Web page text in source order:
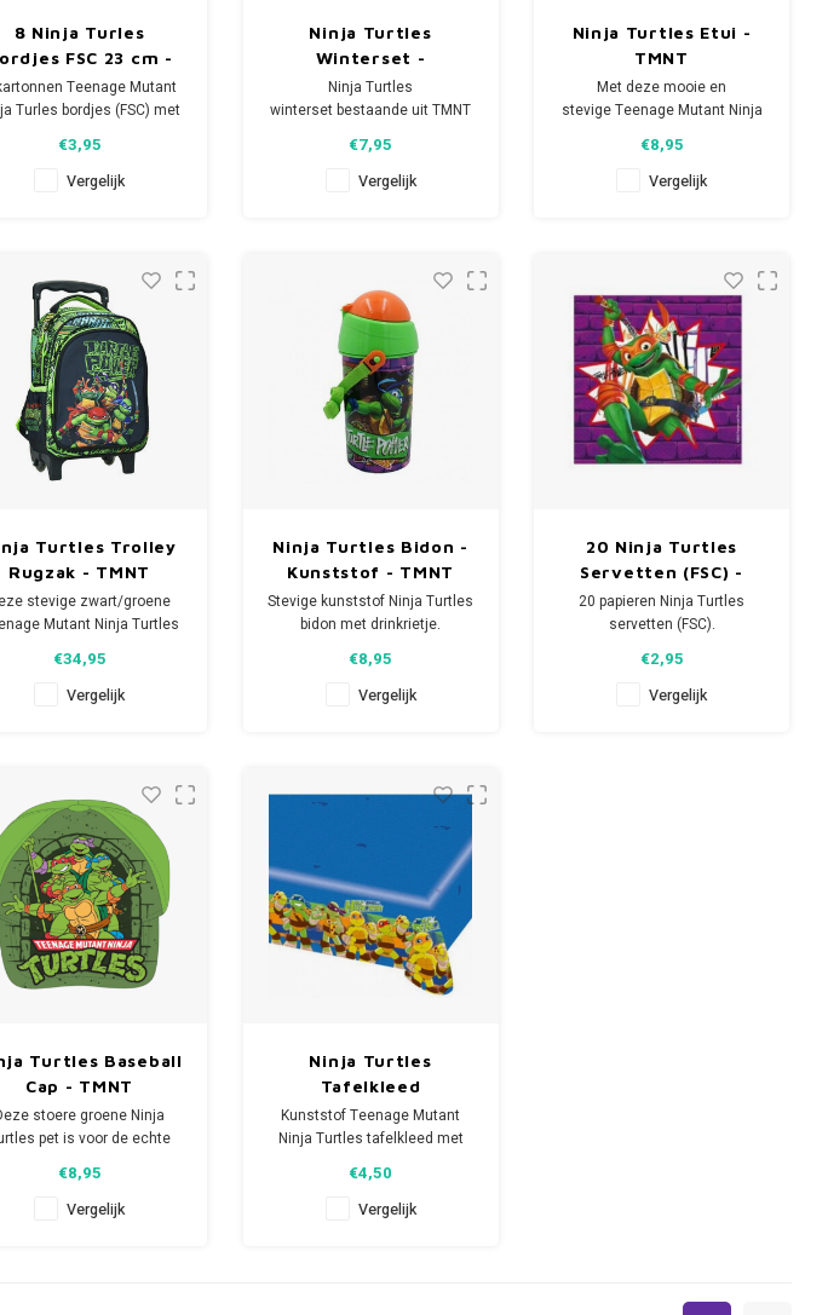
8 Ninja Turles
FSC 23 cm -
Disney
Teenage Mutant
Turles bordjes (FSC) met
Donatello, Leonardo en
Raphael.
Je TMNT kinderfeestje kan
beginnen!
€3,95
Vergelijk
Ninja Turtles
Winterset -
Handschoenen en
Muts
Ninja Turtles
winterset bestaande uit TMNT
De Disney muts is leverbaar in
in 3 kleuren en 2 maten.
Het opmeten van uw
hoofdmaat doet u door middel
van een textielcentimeter de
omtrek van het
€7,95
Vergelijk
Ninja Turtles Etui -
TMNT
Met deze mooie en
stevige Teenage Mutant Ninja
de dag doorkomen op school!
De Disney pennenzak biedt
Afmeting: ca 21 x 7 x 7 cm.
Materiaal: 100% polyester.
€8,95
Vergelijk
Turtles Trolley
Rugzak - TMNT
stevige zwart/groene
Mutant Ninja Turtles
op vakantie of als je
logeren. De Disney trolley
zijvakken. Met een afbe
€34,95
Vergelijk
Ninja Turtles Bidon -
Kunststof - TMNT
Stevige kunststof Ninja Turtles
bidon met drinkrietje.
een inhoud 500 ml en een
afbeelding van Michelangelo,
- Niet geschikt voor de
- Niet geschikt voor d
€8,95
Vergelijk
20 Ninja Turtles
Servetten (FSC) -
Disney
20 papieren Ninja Turtles
servetten (FSC).
servet: 33 x 33 cm.
€2,95
Vergelijk
Turtles Baseball
Cap - TMNT
stoere groene Ninja
pet is voor de echte
De Disney baseball cap is
verstelbaar d.m.v.
€8,95
Vergelijk
Ninja Turtles
Tafelkleed
Kunststof Teenage Mutant
Ninja Turtles tafelkleed met
Leonardo en Raphael.
Afmeting: 180 x 120 cm.
€4,50
Vergelijk